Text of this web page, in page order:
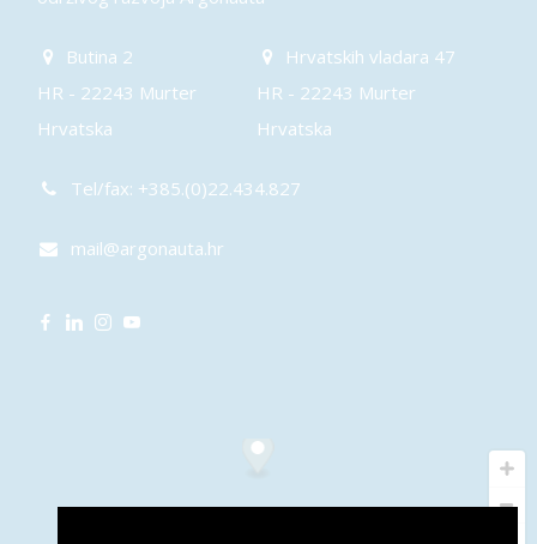
Butina 2
HR - 22243 Murter
Hrvatska
Hrvatskih vladara 47
HR - 22243 Murter
Hrvatska
Tel/fax: +385.(0)22.434.827
mail@argonauta.hr